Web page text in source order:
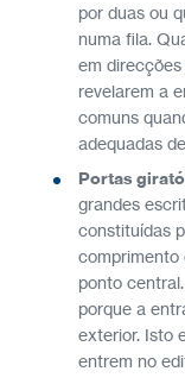
por duas ou
numa fila.
em
revelarem a
comuns
adequadas
Portas
grandes
constituídas
comprimento
ponto
porque a
exterior. Isto
entrem no